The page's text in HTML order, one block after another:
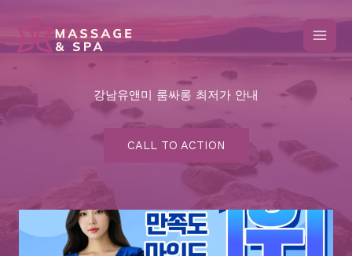
츠
뛰
강남유앤미 룸싸롱 최저가 안내
CALL TO ACTION